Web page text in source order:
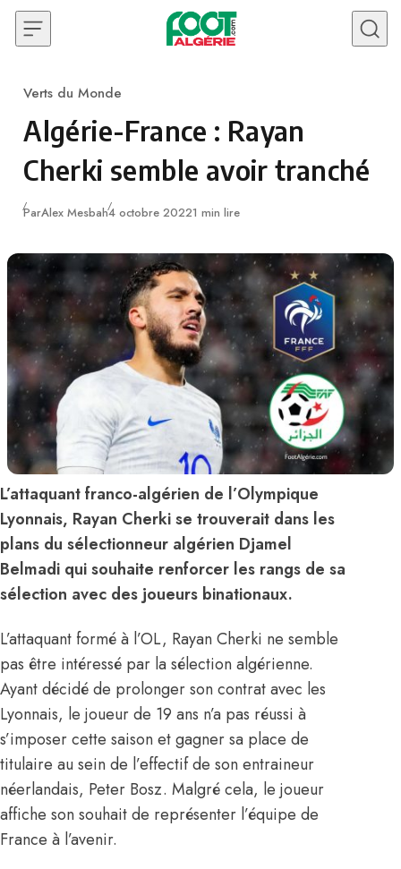
Skip to content
Category
Verts du Monde
Algérie-France : Rayan
Cherki semble avoir tranché
ParAlex MesbahPublié
4 octobre 20221 min lire
L’attaquant franco-algérien de l’Olympique
Lyonnais, Rayan Cherki se trouverait dans les
plans du sélectionneur algérien Djamel
Belmadi qui souhaite renforcer les rangs de sa
sélection avec des joueurs binationaux.
L’attaquant formé à l’OL, Rayan Cherki ne semble
pas être intéressé par la sélection algérienne.
Ayant décidé de prolonger son contrat avec les
Lyonnais, le joueur de 19 ans n’a pas réussi à
s’imposer cette saison et gagner sa place de
titulaire au sein de l’effectif de son entraineur
néerlandais, Peter Bosz. Malgré cela, le joueur
affiche son souhait de représenter l’équipe de
France à l’avenir.